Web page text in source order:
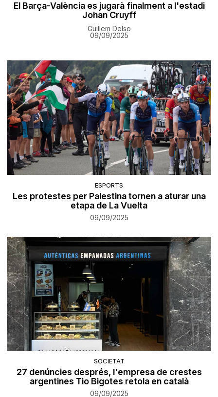
El Barça-València es jugarà finalment a l'estadi
Johan Cruyff
Guillem Delso
09/09/2025
ESPORTS
Les protestes per Palestina tornen a aturar una
etapa de La Vuelta
09/09/2025
SOCIETAT
27 denúncies després, l'empresa de crestes
argentines Tio Bigotes retola en català
09/09/2025